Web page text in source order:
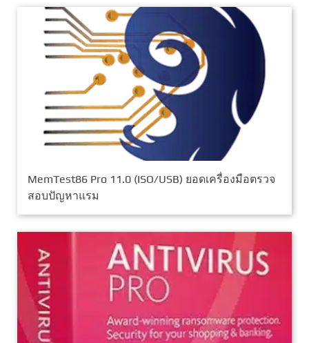
MemTest86 Pro 11.0 (ISO/USB) ยอดเครื่องมือตรวจ
สอบปัญหาแรม